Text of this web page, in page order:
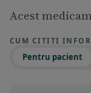
Acest
CUM CITIȚI
Pentru pacient